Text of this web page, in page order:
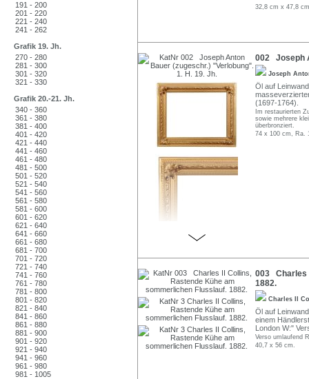
191 - 200
201 - 220
221 - 240
241 - 262
Grafik 19. Jh.
270 - 280
281 - 300
301 - 320
321 - 330
Grafik 20.-21. Jh.
340 - 360
361 - 380
381 - 400
401 - 420
421 - 440
441 - 460
461 - 480
481 - 500
501 - 520
521 - 540
541 - 560
561 - 580
581 - 600
601 - 620
621 - 640
641 - 660
661 - 680
681 - 700
701 - 720
721 - 740
741 - 760
761 - 780
781 - 800
801 - 820
821 - 840
841 - 860
861 - 880
881 - 900
901 - 920
921 - 940
941 - 960
961 - 980
981 - 1005
32,8 cm x 47,8
002 Joseph
Joseph
Öl auf
(1697-1764).
Im restaurierten
sowie mehrere
überbronziert.
74 x 100 cm, Ra.
003 Charles
1882.
Charles II
Öl auf
einem
London W:"
Verso umlaufend
40,7 x 56 cm.